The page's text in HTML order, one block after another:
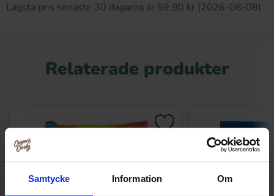
Samtycke Information Om
Lägsta pris senaste 30 dagarna är 59.90 kr (2026-08-08)
Relaterade produkter